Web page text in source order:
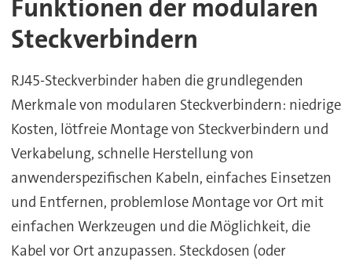
Funktionen der modularen
Steckverbindern
RJ45-Steckverbinder haben die grundlegenden
Merkmale von modularen Steckverbindern: niedrige
Kosten, lötfreie Montage von Steckverbindern und
Verkabelung, schnelle Herstellung von
anwenderspezifischen Kabeln, einfaches Einsetzen
und Entfernen, problemlose Montage vor Ort mit
einfachen Werkzeugen und die Möglichkeit, die
Kabel vor Ort anzupassen. Steckdosen (oder